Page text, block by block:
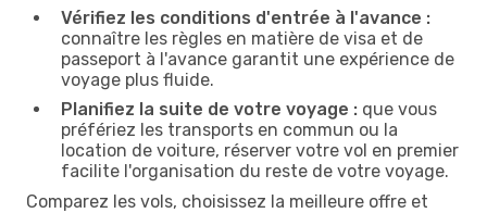
Vérifiez les conditions d'entrée à l'avance :
connaître les règles en matière de visa et de
passeport à l'avance garantit une expérience de
voyage plus fluide.
Planifiez la suite de votre voyage : que vous
préfériez les transports en commun ou la
location de voiture, réserver votre vol en premier
facilite l'organisation du reste de votre voyage.
Comparez les vols, choisissez la meilleure offre et